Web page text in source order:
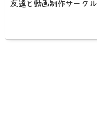
友達と動画制作サーク